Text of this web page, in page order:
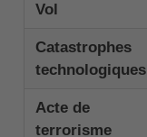
Vol
Catastrophes
technologiques
Acte de
terrorisme